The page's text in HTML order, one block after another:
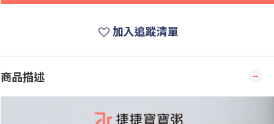
加入追蹤清單
商品描述